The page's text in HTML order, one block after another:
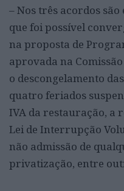
– Nos três acordos são
que foi possível
na proposta de
aprovada na
o descongelamento
quatro feriados
IVA da restauração, a
Lei de Interrupção
não admissão de
privatização, entre